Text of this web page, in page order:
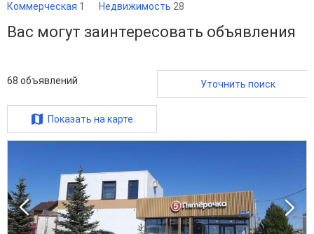
Коммерческая 1 Недвижимость 28
Вас могут заинтересовать объявления
68 объявлений Уточнить поиск
Показать на карте